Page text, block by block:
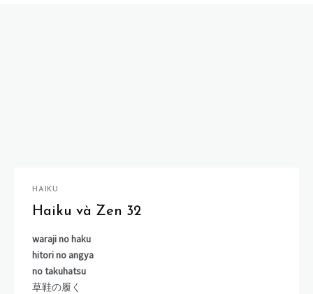
HAIKU
Haiku và Zen 32
waraji no haku
hitori no angya
no takuhatsu
草鞋の履く